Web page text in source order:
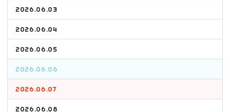
2026.06.03
2026.06.04
2026.06.05
2026.06.06
2026.06.07
2026.06.08